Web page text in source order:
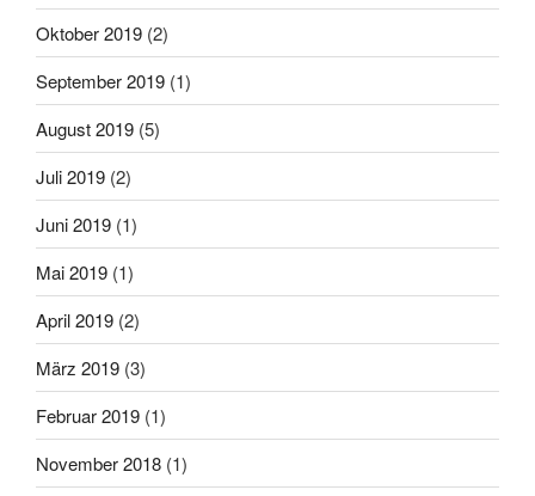
Oktober 2019 (2)
September 2019 (1)
August 2019 (5)
Juli 2019 (2)
Juni 2019 (1)
Mai 2019 (1)
April 2019 (2)
März 2019 (3)
Februar 2019 (1)
November 2018 (1)